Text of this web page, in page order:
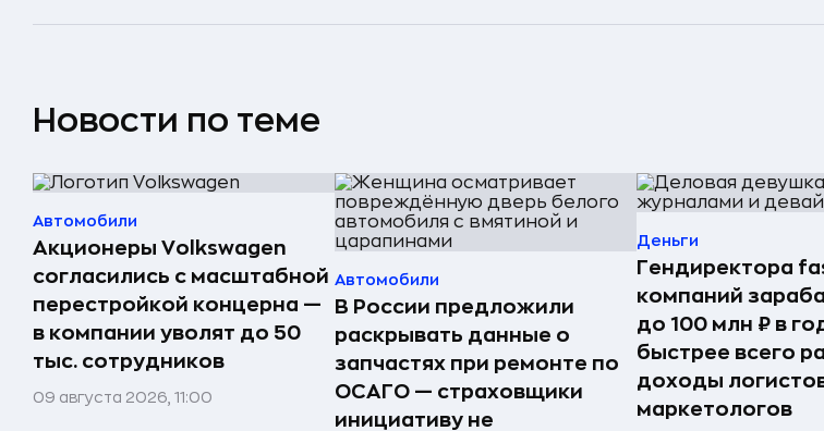
Новости по теме
Автомобили
Акционеры Volkswagen
согласились с масштабной
перестройкой концерна —
в компании уволят до 50
тыс. сотрудников
09 августа 2026, 11:00
Автомобили
В России предложили
раскрывать данные о
запчастях при ремонте по
ОСАГО — страховщики
инициативу не
Деньги
Гендиректора
компаний
до 100 млн ₽ в
быстрее всего
доходы
маркетологов